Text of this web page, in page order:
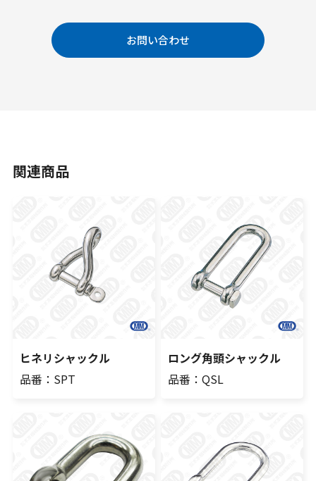
お問い合わせ
関連商品
ヒネリシャックル
品番：SPT
ロング角頭シャックル
品番：QSL